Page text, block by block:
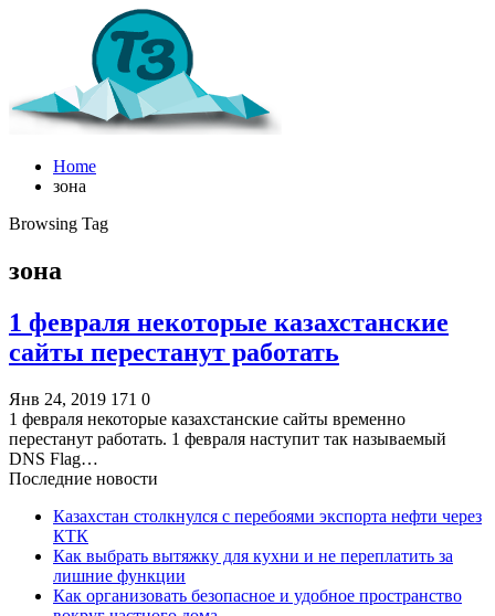
Home
зона
Browsing Tag
зона
1 февраля некоторые казахстанские
сайты перестанут работать
Янв 24, 2019 171 0
1 февраля некоторые казахстанские сайты временно
перестанут работать. 1 февраля наступит так называемый
DNS Flag…
Последние новости
Казахстан столкнулся с перебоями экспорта нефти через
КТК
Как выбрать вытяжку для кухни и не переплатить за
лишние функции
Как организовать безопасное и удобное пространство